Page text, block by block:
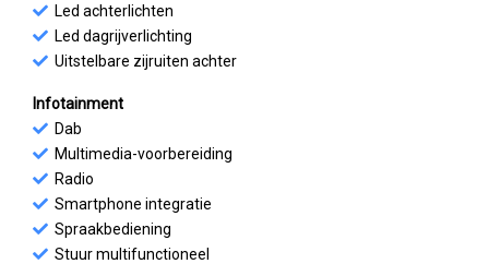
Led achterlichten
Led dagrijverlichting
Uitstelbare zijruiten achter
Infotainment
Dab
Multimedia-voorbereiding
Radio
Smartphone integratie
Spraakbediening
Stuur multifunctioneel